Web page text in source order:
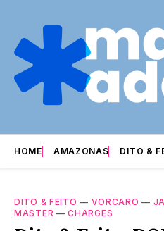
HOME AMAZONAS DITO &
DITO & FEITO — VORCARO —
MASTER —CHARGES